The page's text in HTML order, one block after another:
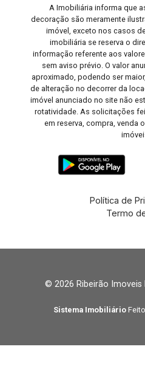
A Imobiliária informa que
decoração são meramente
imóvel, exceto nos casos
imobiliária se reserva o
informação referente aos
sem aviso prévio. O valor
aproximado, podendo ser
de alteração no decorrer da
imóvel anunciado no site não
rotatividade. As solicitações
em reserva, compra, venda
Política de
Termo
© 2026 Ribeirão Imoveis
Sistema Imobiliário